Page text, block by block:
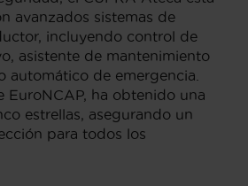
avanzados sistemas de
incluyendo control de
asistente de mantenimiento
automático de emergencia.
EuroNCAP, ha obtenido una
estrellas, asegurando un
para todos los